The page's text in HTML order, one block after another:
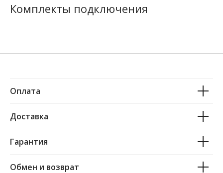
Комплекты подключения
Оплата
Доставка
Гарантия
Обмен и возврат